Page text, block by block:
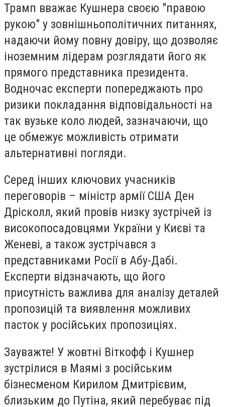
Трамп вважає Кушнера своєю "правою
рукою" у зовнішньополітичних питаннях,
надаючи йому повну довіру, що дозволяє
іноземним лідерам розглядати його як
прямого представника президента.
Водночас експерти попереджають про
ризики покладання відповідальності на
так вузьке коло людей, зазначаючи, що
це обмежує можливість отримати
альтернативні погляди.
Серед інших ключових учасників
переговорів – міністр армії США Ден
Дрісколл, який провів низку зустрічей із
високопосадовцями України у Києві та
Женеві, а також зустрічався з
представниками Росії в Абу-Дабі.
Експерти відзначають, що його
присутність важлива для аналізу деталей
пропозицій та виявлення можливих
пасток у російських пропозиціях.
Зауважте! У жовтні Віткофф і Кушнер
зустрілися в Маямі з російським
бізнесменом Кирилом Дмитрієвим,
близьким до Путіна, який перебуває під